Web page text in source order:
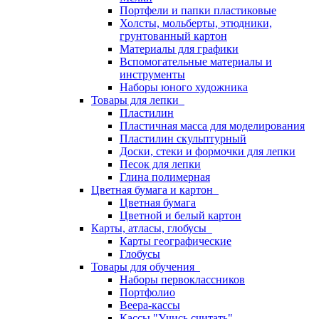
Портфели и папки пластиковые
Холсты, мольберты, этюдники,
грунтованный картон
Материалы для графики
Вспомогательные материалы и
инструменты
Наборы юного художника
Товары для лепки
Пластилин
Пластичная масса для моделирования
Пластилин скульптурный
Доски, стеки и формочки для лепки
Песок для лепки
Глина полимерная
Цветная бумага и картон
Цветная бумага
Цветной и белый картон
Карты, атласы, глобусы
Карты географические
Глобусы
Товары для обучения
Наборы первоклассников
Портфолио
Веера-кассы